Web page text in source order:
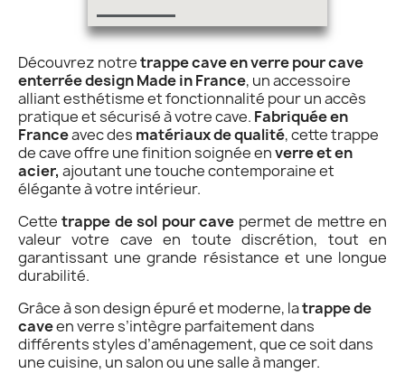
Découvrez notretrappe cave en verre pour cave
enterrée design Made in France, un accessoire
alliant esthétisme et fonctionnalité pour un accès
pratique et sécurisé à votre cave. Fabriquée en
Franceavec des matériaux de qualité, cette trappe
de cave offre une finition soignée enverre et en
acier, ajoutant une touche contemporaine et
élégante à votre intérieur.
Cettetrappe de sol pour cave permet de mettre en
valeur votre cave en toute discrétion, tout en
garantissant une grande résistance et une longue
durabilité.
Grâce à son design épuré et moderne, latrappe de
caveen verre s’intègre parfaitement dans
différents styles d’aménagement, que ce soit dans
une cuisine, un salon ou une salle à manger.